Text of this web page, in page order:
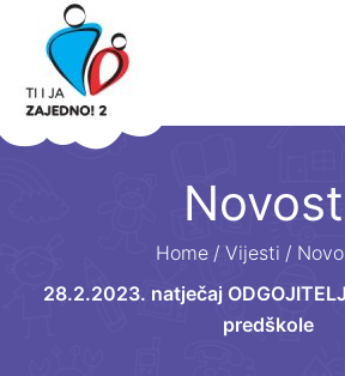
Home / Vijesti /
28.2.2023. natječaj
predškole